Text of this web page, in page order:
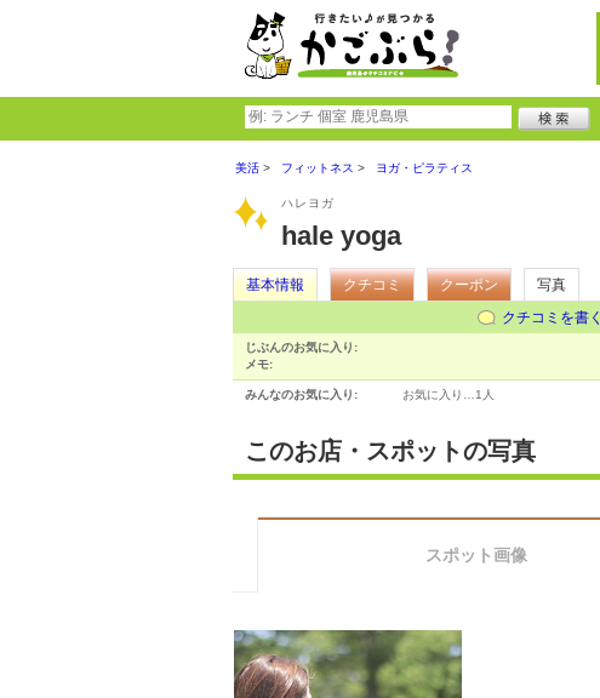
美活 フィットネス ヨガ・ピラティス
ハレヨガ
hale yoga
基本情報 クチコミ クーポン
写真
クチコミを書く
じぶんのお気に入り:
メモ:
みんなのお気に入り: お気に入り… 1人
このお店・スポットの写真
スポット画像